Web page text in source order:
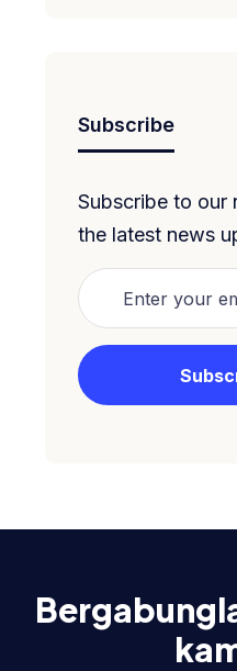
Subscribe
Subscribe to our
the latest news